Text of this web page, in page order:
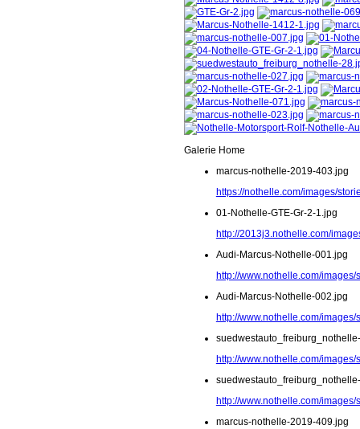
Galerie Home
marcus-nothelle-2019-403.jpg
https://nothelle.com/images/
01-Nothelle-GTE-Gr-2-1.jpg
http://2013j3.nothelle.com/
Audi-Marcus-Nothelle-001.jpg
http://www.nothelle.com/
Audi-Marcus-Nothelle-002.jpg
http://www.nothelle.com/
http://www.nothelle.com/
http://www.nothelle.com/
marcus-nothelle-2019-409.jpg